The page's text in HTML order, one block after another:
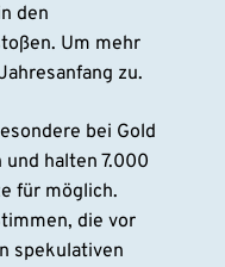
den
Um mehr
zu.
bei Gold
halten 7.000
für möglich.
die vor
spekulativen